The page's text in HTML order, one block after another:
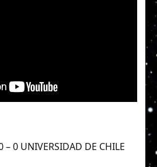
– 0 UNIVERSIDAD DE CHILE